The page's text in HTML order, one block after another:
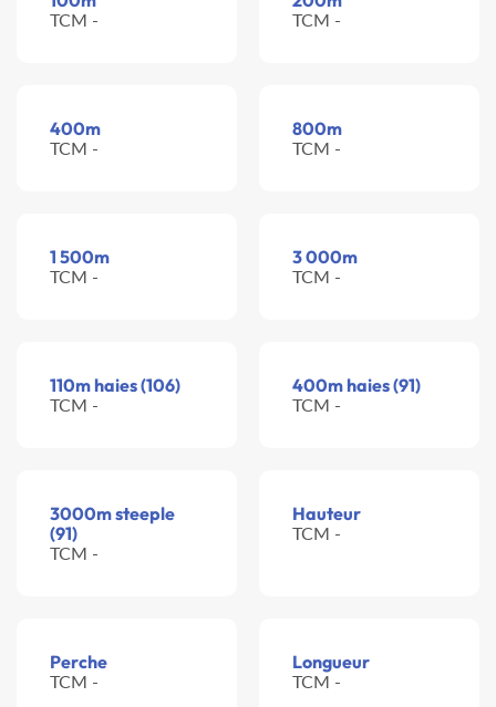
TCM - TCM -
400m
TCM -
800m
TCM -
1 500m
TCM -
3 000m
TCM -
110m haies (106)
TCM -
400m haies (91)
TCM -
3000m steeple
(91)
TCM -
Hauteur
TCM -
Perche
TCM -
Longueur
TCM -